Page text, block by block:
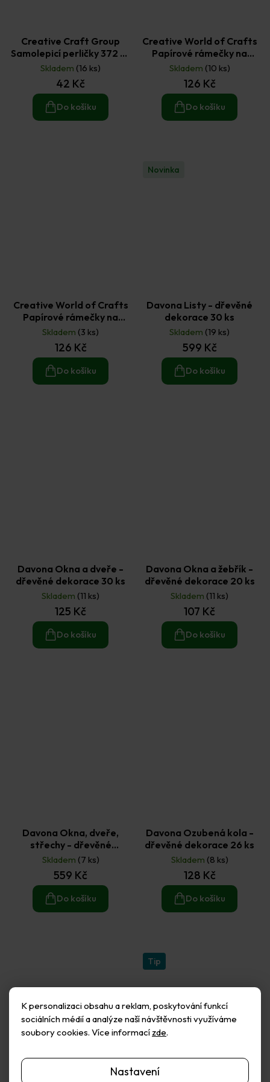
K personalizaci obsahu a reklam, poskytování funkcí
sociálních médií a analýze naší návštěvnosti využíváme
soubory cookies. Více informacízde.
Nastavení
Creative Craft Group
Samolepicí perličky 372 ks
- růžové a zelené
Skladem (16 ks)
42 Kč
Do košíku
Creative World of Crafts
Papírové rámečky na
fotografie - Christmas
adventure mix barev 10 ks
Skladem (10 ks)
126 Kč
Do košíku
Creative World of Crafts
Papírové rámečky na
fotografie - Under the
Mistletoe mix barev 10 ks
Skladem (3 ks)
126 Kč
Do košíku
Novinka
Davona Listy - dřevěné
dekorace 30 ks
Skladem (19 ks)
599 Kč
Do košíku
Davona Okna a dveře -
dřevěné dekorace 30 ks
Skladem (11 ks)
125 Kč
Do košíku
Davona Okna a žebřík -
dřevěné dekorace 20 ks
Skladem (11 ks)
107 Kč
Do košíku
Davona Okna, dveře,
střechy - dřevěné
dekorace 150 ks
Skladem (7 ks)
559 Kč
Do košíku
Davona Ozubená kola -
dřevěné dekorace 26 ks
Skladem (8 ks)
128 Kč
Do košíku
Tip